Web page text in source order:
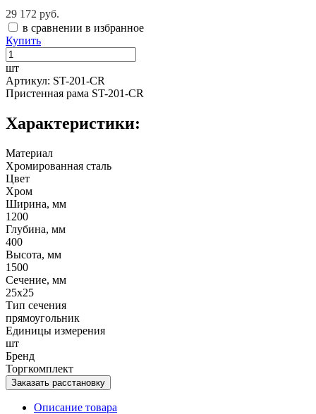
29 172 руб.
в сравнении в избранное
Купить
шт
Артикул: ST-201-CR
Пристенная рама ST-201-CR
Характеристики:
Материал
Хромированная сталь
Цвет
Хром
Ширина, мм
1200
Глубина, мм
400
Высота, мм
1500
Сечение, мм
25х25
Тип сечения
прямоугольник
Единицы измерения
шт
Бренд
Торгкомплект
Заказать расстановку
Описание товара